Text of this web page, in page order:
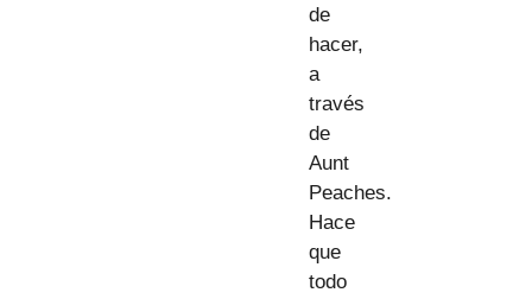
de
hacer,
a
través
de
Aunt
Peaches.
Hace
que
todo